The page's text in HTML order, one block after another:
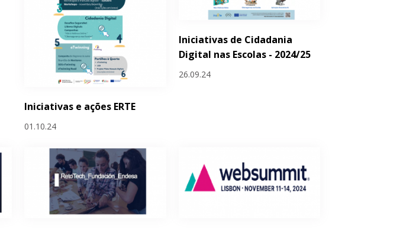
Iniciativas e ações ERTE
01.10.24
Iniciativas de Cidadania
Digital nas Escolas - 2024/25
26.09.24